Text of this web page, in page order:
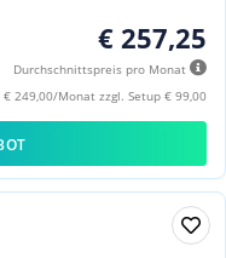
€ 257,25
Durchschnittspreis pro Monat
€ 249,00/Monat zzgl. Setup € 99,00